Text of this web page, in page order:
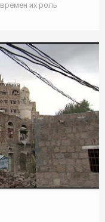
их роль